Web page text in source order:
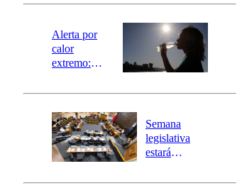
epicentro
Alerta por
calor
extremo:
activa Alerta
Preventiva en
tres comunas
Semana
legislativa
estará
el fin de la